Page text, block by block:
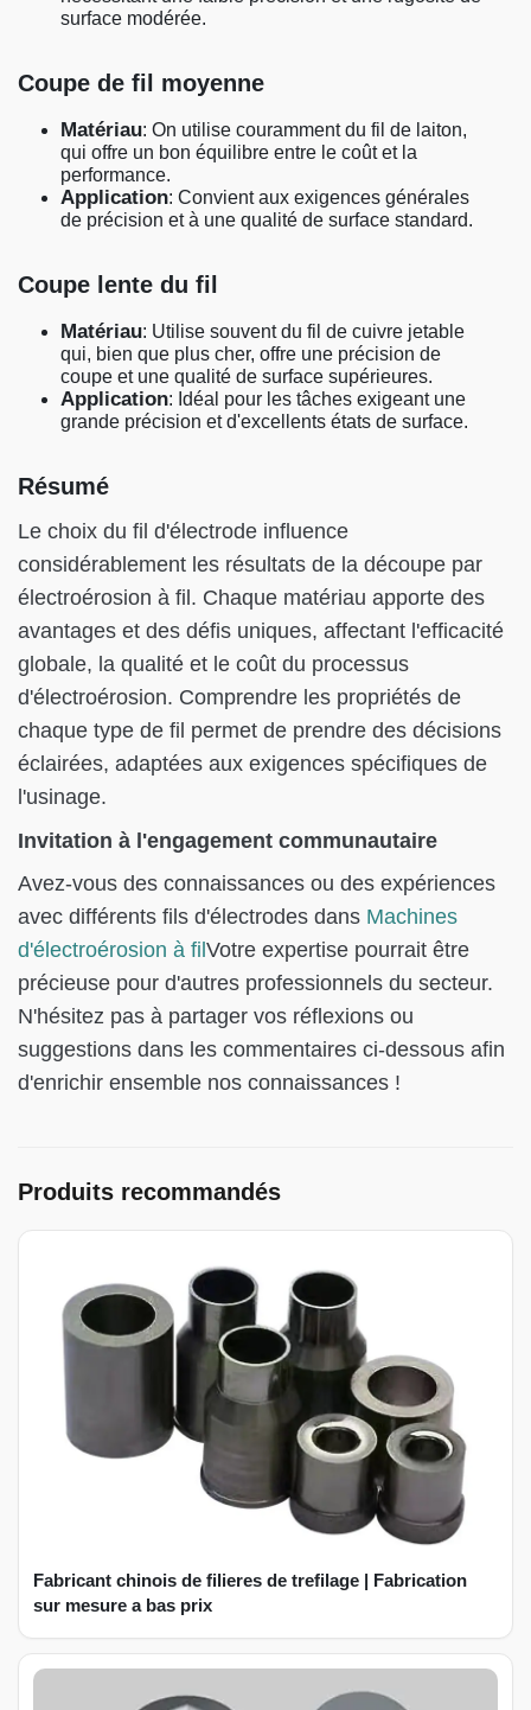
surface modérée.
Coupe de fil moyenne
Matériau: On utilise couramment du fil de laiton,
qui offre un bon équilibre entre le coût et la
performance.
Application: Convient aux exigences générales
de précision et à une qualité de surface standard.
Coupe lente du fil
Matériau: Utilise souvent du fil de cuivre jetable
qui, bien que plus cher, offre une précision de
coupe et une qualité de surface supérieures.
Application: Idéal pour les tâches exigeant une
grande précision et d'excellents états de surface.
Résumé
Le choix du fil d'électrode influence
considérablement les résultats de la découpe par
électroérosion à fil. Chaque matériau apporte des
avantages et des défis uniques, affectant l'efficacité
globale, la qualité et le coût du processus
d'électroérosion. Comprendre les propriétés de
chaque type de fil permet de prendre des décisions
éclairées, adaptées aux exigences spécifiques de
l'usinage.
Invitation à l'engagement communautaire
Avez-vous des connaissances ou des expériences
avec différents fils d'électrodes dans Machines
d'électroérosion à filVotre expertise pourrait être
précieuse pour d'autres professionnels du secteur.
N'hésitez pas à partager vos réflexions ou
suggestions dans les commentaires ci-dessous afin
d'enrichir ensemble nos connaissances !
Produits recommandés
Fabricant chinois de filieres de trefilage | Fabrication
sur mesure a bas prix